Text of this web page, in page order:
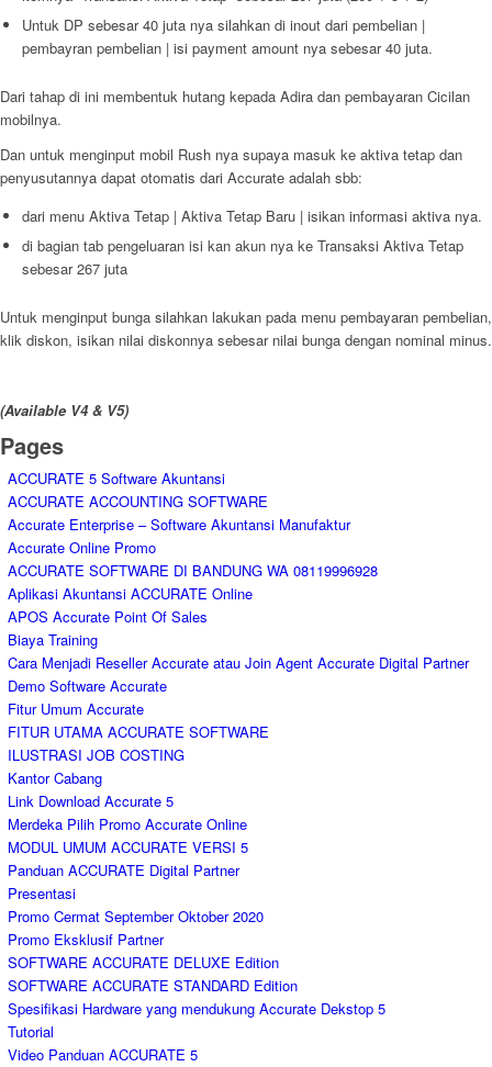
Untuk DP sebesar 40 juta nya silahkan di inout dari pembelian |
pembayran pembelian | isi payment amount nya sebesar 40 juta.
Dari tahap di ini membentuk hutang kepada Adira dan pembayaran Cicilan
mobilnya.
Dan untuk menginput mobil Rush nya supaya masuk ke aktiva tetap dan
penyusutannya dapat otomatis dari Accurate adalah sbb:
dari menu Aktiva Tetap | Aktiva Tetap Baru | isikan informasi aktiva nya.
di bagian tab pengeluaran isi kan akun nya ke Transaksi Aktiva Tetap
sebesar 267 juta
Untuk menginput bunga silahkan lakukan pada menu pembayaran pembelian,
klik diskon, isikan nilai diskonnya sebesar nilai bunga dengan nominal minus.
(Available V4 & V5)
Pages
ACCURATE 5 Software Akuntansi
ACCURATE ACCOUNTING SOFTWARE
Accurate Enterprise – Software Akuntansi Manufaktur
Accurate Online Promo
ACCURATE SOFTWARE DI BANDUNG WA 08119996928
Aplikasi Akuntansi ACCURATE Online
APOS Accurate Point Of Sales
Biaya Training
Cara Menjadi Reseller Accurate atau Join Agent Accurate Digital Partner
Demo Software Accurate
Fitur Umum Accurate
FITUR UTAMA ACCURATE SOFTWARE
ILUSTRASI JOB COSTING
Kantor Cabang
Link Download Accurate 5
Merdeka Pilih Promo Accurate Online
MODUL UMUM ACCURATE VERSI 5
Panduan ACCURATE Digital Partner
Presentasi
Promo Cermat September Oktober 2020
Promo Eksklusif Partner
SOFTWARE ACCURATE DELUXE Edition
SOFTWARE ACCURATE STANDARD Edition
Spesifikasi Hardware yang mendukung Accurate Dekstop 5
Tutorial
Video Panduan ACCURATE 5